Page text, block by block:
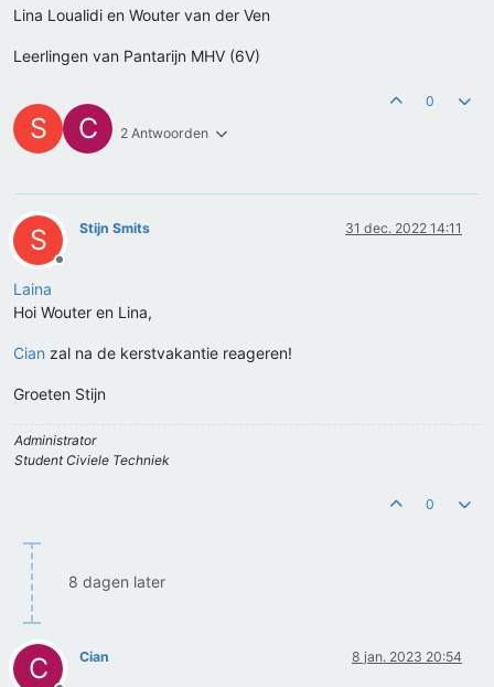
Lina Loualidi en Wouter van der Ven
Leerlingen van Pantarijn MHV (6V)
S C 2 Antwoorden
0
S
Offline
Stijn Smits 31 dec. 2022 14:11
Laina
Hoi Wouter en Lina,
Cian zal na de kerstvakantie reageren!
Groeten Stijn
Administrator
Student Civiele Techniek
0
8 dagen later
C Cian 8 jan. 2023 20:54